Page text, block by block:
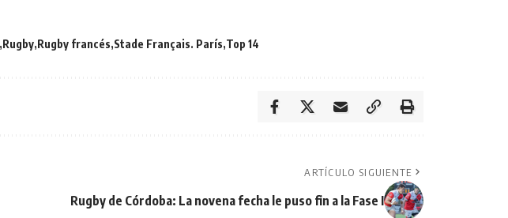
Rugby Rugby francés Stade Français. París Top 14
ARTÍCULO SIGUIENTE
Rugby de Córdoba: La novena fecha le puso fin a la Fase I